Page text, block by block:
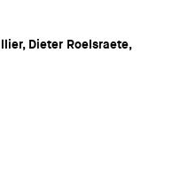
Dieter Roelsraete,